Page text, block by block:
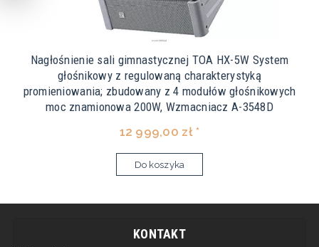
Nagłośnienie sali gimnastycznej TOA HX-5W System
głośnikowy z regulowaną charakterystyką
promieniowania; zbudowany z 4 modułów głośnikowych
moc znamionowa 200W, Wzmacniacz A-3548D
12 999,00 zł *
Do koszyka
KONTAKT